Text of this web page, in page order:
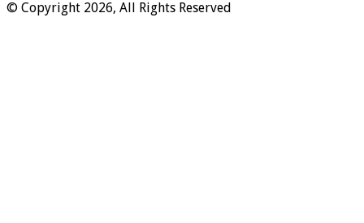
© Copyright 2026, All Rights Reserved